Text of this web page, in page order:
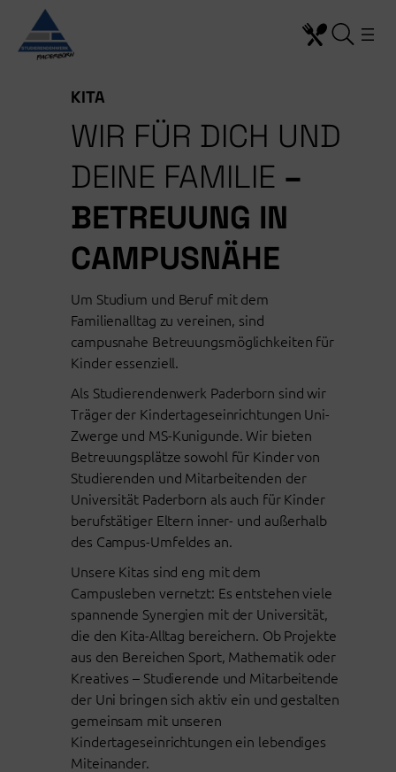
Inhalt
springen
KITA
WIR FÜR DICH UND
DEINE FAMILIE –
BETREUUNG IN
CAMPUSNÄHE
Um Studium und Beruf mit dem
Familienalltag zu vereinen, sind
campusnahe Betreuungsmöglichkeiten für
Kinder essenziell.
Als Studierendenwerk Paderborn sind wir
Träger der Kindertageseinrichtungen Uni-
Zwerge und MS-Kunigunde. Wir bieten
Betreuungsplätze sowohl für Kinder von
Studierenden und Mitarbeitenden der
Universität Paderborn als auch für Kinder
berufstätiger Eltern inner- und außerhalb
des Campus-Umfeldes an.
Unsere Kitas sind eng mit dem
Campusleben vernetzt: Es entstehen viele
spannende Synergien mit der Universität,
die den Kita-Alltag bereichern. Ob Projekte
aus den Bereichen Sport, Mathematik oder
Kreatives – Studierende und Mitarbeitende
der Uni bringen sich aktiv ein und gestalten
gemeinsam mit unseren
Kindertageseinrichtungen ein lebendiges
Miteinander.